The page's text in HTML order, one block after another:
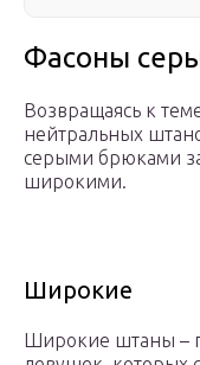
Фасоны
Возвращаясь к
нейтральных
серыми брюками
широкими.
Широкие
Широкие штаны –